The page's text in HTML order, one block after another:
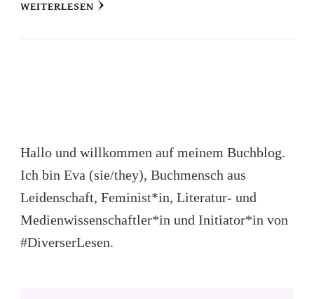
WEITERLESEN
Hallo und willkommen auf meinem Buchblog.
Ich bin Eva (sie/they), Buchmensch aus
Leidenschaft, Feminist*in, Literatur- und
Medienwissenschaftler*in und Initiator*in von
#DiverserLesen.